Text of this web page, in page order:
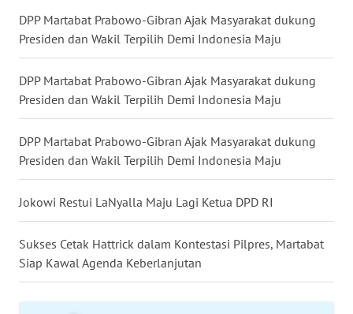
DPP Martabat Prabowo-Gibran Ajak Masyarakat dukung
Presiden dan Wakil Terpilih Demi Indonesia Maju
DPP Martabat Prabowo-Gibran Ajak Masyarakat dukung
Presiden dan Wakil Terpilih Demi Indonesia Maju
DPP Martabat Prabowo-Gibran Ajak Masyarakat dukung
Presiden dan Wakil Terpilih Demi Indonesia Maju
Jokowi Restui LaNyalla Maju Lagi Ketua DPD RI
Sukses Cetak Hattrick dalam Kontestasi Pilpres, Martabat
Siap Kawal Agenda Keberlanjutan
WN
DANAU
TOBA
WN
WN
SELATAN
TANJUNG